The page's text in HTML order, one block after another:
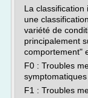
La
une
variété de
principalement
comportement"
F0 : Troubles
symptomatiques
F1 : Troubles